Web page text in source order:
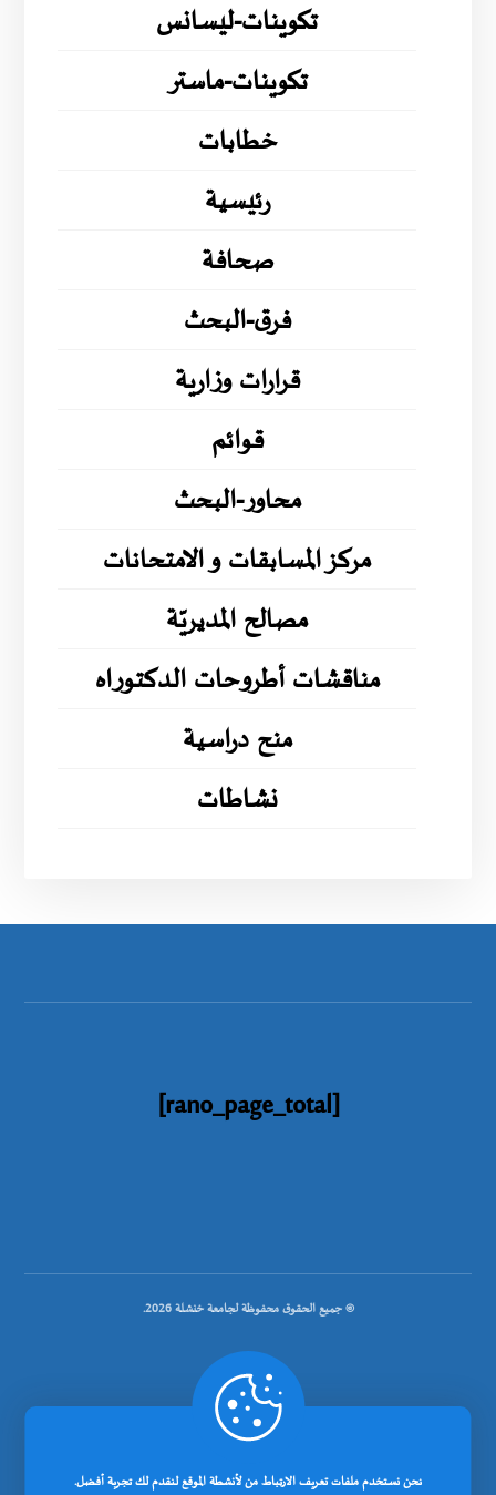
تكوينات-ليسانس
تكوينات-ماستر
خطابات
رئيسية
صحافة
فرق-البحث
قرارات وزارية
قوائم
محاور-البحث
مركز المسابقات و الامتحانات
مصالح المديريّة
مناقشات أطروحات الدكتوراه
منح دراسية
نشاطات
[rano_page_total]
© جميع الحقوق محفوظة لجامعة خنشلة 2026.
.
نحن نستخدم ملفات تعريف الارتباط من لأنشطة الموقع لنقدم لك تجربة أفضل.